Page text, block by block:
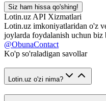
Siz ham hissa qo'shing!
Lotin.uz API Xizmatlari
Lotin.uz imkoniyatlaridan o'z
joylarda foydalanish uchun biz
@ObunaContact
Ko'p so'raladigan savollar
Lotin.uz o'zi nima?